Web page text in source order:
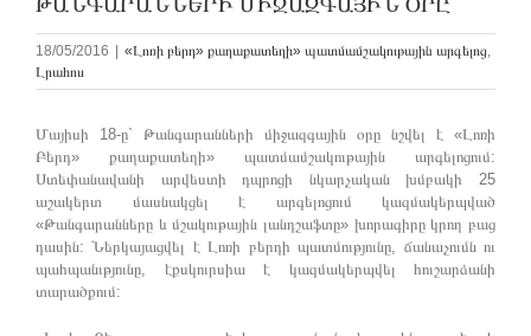
ԹԱՆԳԱՐԱՆՆԵՐԻ ՄԻՋԱԶԳԱՅԻՆ ՕՐԸ
18/05/2016 «Լոռի բերդ» քաղաքատեղի» պատմամշակութային արգելոց,
Լրահոս
Մայիսի 18-ը` Թանգարանների միջազգային օրը նշվել է «Լոռի
Բերդ» քաղաքատեղի» պատմամշակութային արգելոցում:
Ստեփանավանի արվեստի դպրոցի նկարչական խմբակի 25
աշակերտ մասնակցել է արգելոցում կազմակերպված
«Թանգարանները և մշակութային լանդշաֆտը» խորագիրը կրող բաց
դասին: Ներկայացվել է Լոռի բերդի պատմությունը, ճանաչումն ու
պահպանւթյունը, էքսկուրսիա է կազմակերպվել հուշարձանի
տարածքում: